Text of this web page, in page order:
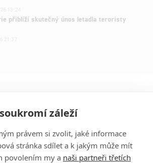
přiblíží skutečný únos letadla teroristy
záleží
právem si zvolit, jaké informace
stránka sdílet a k jakým může mít
povolením my a naši partneři třetích